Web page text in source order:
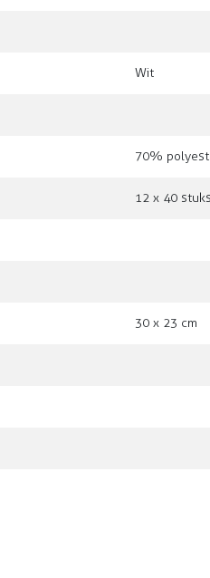
Wit
70%
12 x 40 stuks
30 x 23 cm